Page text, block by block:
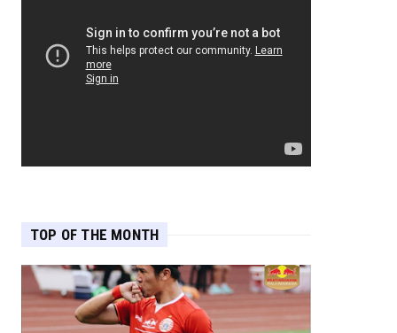
TOP OF THE MONTH